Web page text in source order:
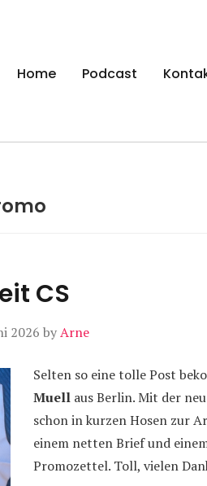
Home Podcast
CS
2026 byArne
Selten so eine tolle Post
Muell aus Berlin. Mit der
schon in kurzen Hosen zur
einem netten Brief und
Promozettel. Toll, vielen